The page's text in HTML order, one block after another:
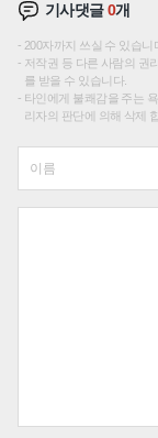
기사댓글0개
200자까지 쓰실 수 있습니
저작권 등 다른 사람의 권
를 받을 수 있습니다.
타인에게 불쾌감을 주는
리자의 판단에 의해 삭제